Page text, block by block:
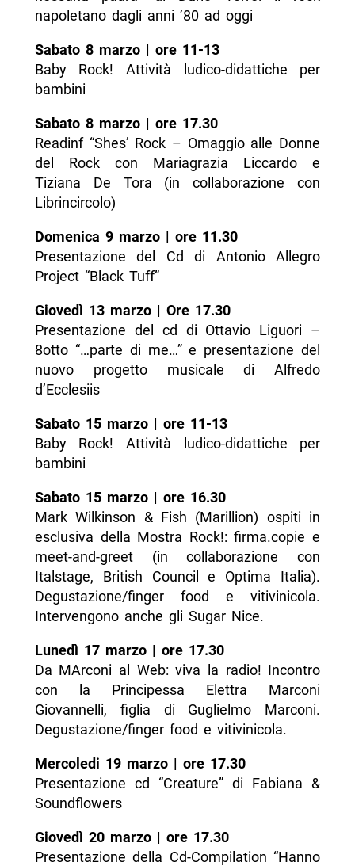
napoletano dagli anni ’80 ad oggi
Sabato 8 marzo | ore 11-13
Baby Rock! Attività ludico-didattiche per
bambini
Sabato 8 marzo | ore 17.30
Readinf “Shes’ Rock – Omaggio alle Donne
del Rock con Mariagrazia Liccardo e
Tiziana De Tora (in collaborazione con
Librincircolo)
Domenica 9 marzo | ore 11.30
Presentazione del Cd di Antonio Allegro
Project “Black Tuff”
Giovedì 13 marzo | Ore 17.30
Presentazione del cd di Ottavio Liguori –
8otto “…parte di me…” e presentazione del
nuovo progetto musicale di Alfredo
d’Ecclesiis
Sabato 15 marzo | ore 11-13
Baby Rock! Attività ludico-didattiche per
bambini
Sabato 15 marzo | ore 16.30
Mark Wilkinson & Fish (Marillion) ospiti in
esclusiva della Mostra Rock!: firma.copie e
meet-and-greet (in collaborazione con
Italstage, British Council e Optima Italia).
Degustazione/finger food e vitivinicola.
Intervengono anche gli Sugar Nice.
Lunedì 17 marzo | ore 17.30
Da MArconi al Web: viva la radio! Incontro
con la Principessa Elettra Marconi
Giovannelli, figlia di Guglielmo Marconi.
Degustazione/finger food e vitivinicola.
Mercoledi 19 marzo | ore 17.30
Presentazione cd “Creature” di Fabiana &
Soundflowers
Giovedì 20 marzo | ore 17.30
Presentazione della Cd-Compilation “Hanno